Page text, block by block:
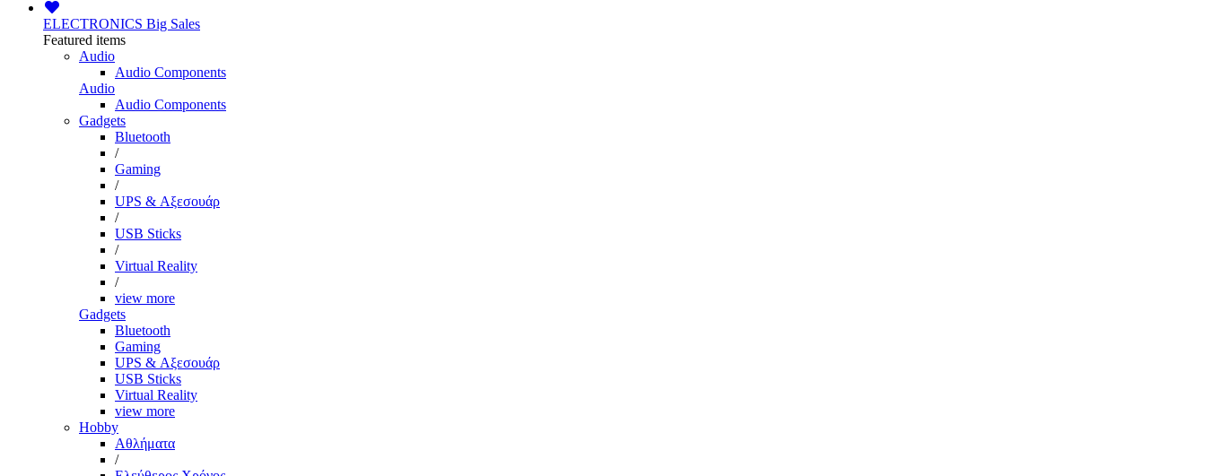
ELECTRONICS Big Sales
Featured items
Audio
Audio Components
Audio
Audio Components
Gadgets
Bluetooth
/
Gaming
/
UPS & Αξεσουάρ
/
USB Sticks
/
Virtual Reality
/
view more
Gadgets
Bluetooth
Gaming
UPS & Αξεσουάρ
USB Sticks
Virtual Reality
view more
Hobby
Αθλήματα
/